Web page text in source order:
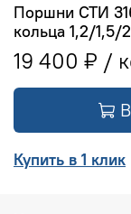
Поршни СТИ
кольца 1,2/
19 400 ₽
Купить в 1 клик